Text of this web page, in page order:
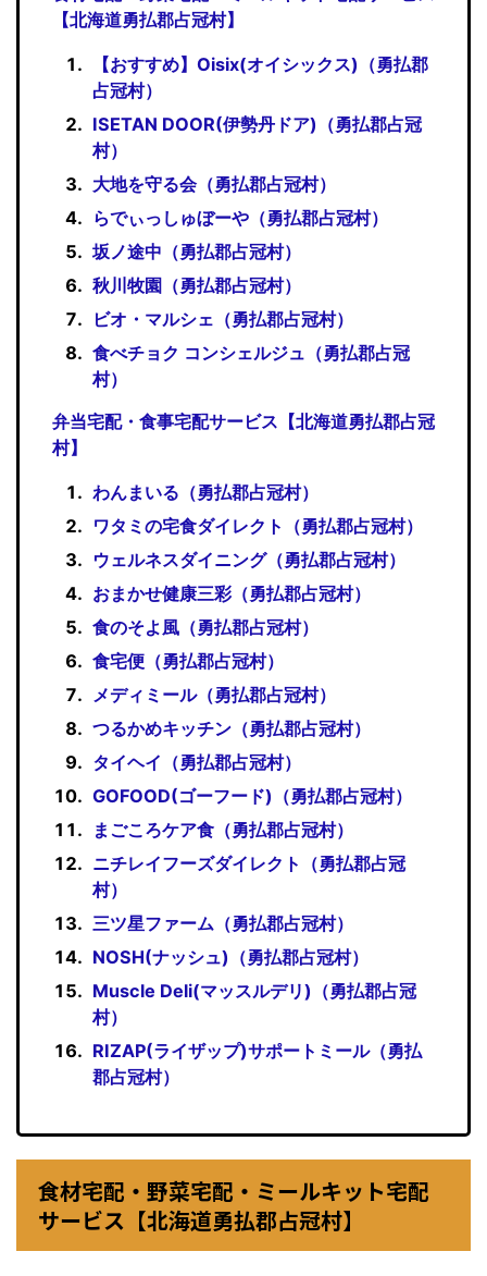
【北海道勇払郡占冠村】
【おすすめ】Oisix(オイシックス)（勇払郡
占冠村）
ISETAN DOOR(伊勢丹ドア)（勇払郡占冠
村）
大地を守る会（勇払郡占冠村）
らでぃっしゅぼーや（勇払郡占冠村）
坂ノ途中（勇払郡占冠村）
秋川牧園（勇払郡占冠村）
ビオ・マルシェ（勇払郡占冠村）
食べチョク コンシェルジュ（勇払郡占冠
村）
弁当宅配・食事宅配サービス【北海道勇払郡占冠
村】
わんまいる（勇払郡占冠村）
ワタミの宅食ダイレクト（勇払郡占冠村）
ウェルネスダイニング（勇払郡占冠村）
おまかせ健康三彩（勇払郡占冠村）
食のそよ風（勇払郡占冠村）
食宅便（勇払郡占冠村）
メディミール（勇払郡占冠村）
つるかめキッチン（勇払郡占冠村）
タイヘイ（勇払郡占冠村）
GOFOOD(ゴーフード)（勇払郡占冠村）
まごころケア食（勇払郡占冠村）
ニチレイフーズダイレクト（勇払郡占冠
村）
三ツ星ファーム（勇払郡占冠村）
NOSH(ナッシュ)（勇払郡占冠村）
Muscle Deli(マッスルデリ)（勇払郡占冠
村）
RIZAP(ライザップ)サポートミール（勇払
郡占冠村）
食材宅配・野菜宅配・ミールキット宅配
サービス【北海道勇払郡占冠村】